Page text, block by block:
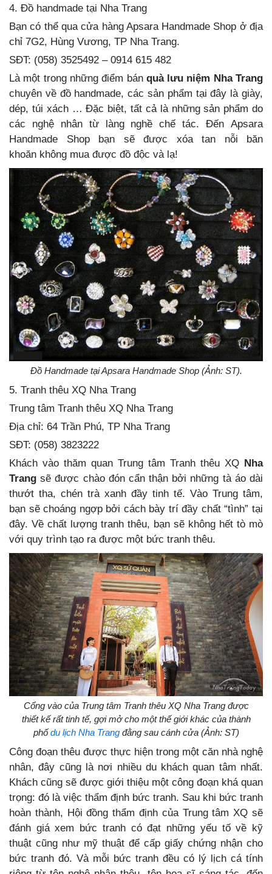
4. Đồ handmade tại Nha Trang
Bạn có thể qua cửa hàng Apsara Handmade Shop ở địa
chỉ 7G2, Hùng Vương, TP Nha Trang.
SĐT: (058) 3525492 – 0914 615 482
Là một trong những điểm bánquà lưu niệm Nha Trang
chuyên về đồ handmade, các sản phẩm tại đây là giày,
dép, túi xách … Đặc biệt, tất cả là những sản phẩm do
các nghệ nhân từ làng nghề chế tác. Đến Apsara
Handmade Shop bạn sẽ được xóa tan nỗi băn
khoăn không mua được đồ độc và lạ!
Đồ Handmade tại Apsara Handmade Shop (Ảnh: ST).
5. Tranh thêu XQ Nha Trang
Trung tâm Tranh thêu XQ Nha Trang
Địa chỉ: 64 Trần Phú, TP Nha Trang
SĐT: (058) 3823222
Khách vào thăm quan Trung tâm Tranh thêu XQ Nha
Trang sẽ được chào đón cẩn thận bởi những tà áo dài
thướt tha, chén trà xanh đầy tinh tế. Vào Trung tâm,
bạn sẽ choáng ngợp bởi cách bày trí đầy chất “tình” tại
đây. Về chất lượng tranh thêu, bạn sẽ không hết tò mò
với quy trình tạo ra được một bức tranh thêu.
Cổng vào của Trung tâm Tranh thêu XQ Nha Trang được
thiết kế rất tinh tế, gợi mở cho một thế giới khác của thành
phốdu lịch Nha Trangđằng sau cánh cửa (Ảnh: ST)
Công đoạn thêu được thực hiện trong một căn nhà nghệ
nhân, đây cũng là nơi nhiều du khách quan tâm nhất.
Khách cũng sẽ được giới thiệu một công đoạn khá quan
trọng: đó là việc thẩm định bức tranh. Sau khi bức tranh
hoàn thành, Hội đồng thẩm định của Trung tâm XQ sẽ
đánh giá xem bức tranh có đạt những yếu tố về kỹ
thuật cũng như mỹ thuật để cấp giấy chứng nhận cho
bức tranh đó. Và mỗi bức tranh đều có lý lịch cá tính